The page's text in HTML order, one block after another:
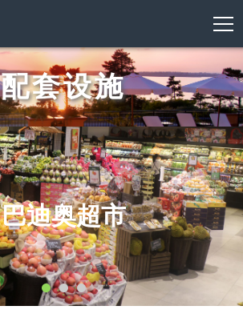
配套设施
巴迪奥超市